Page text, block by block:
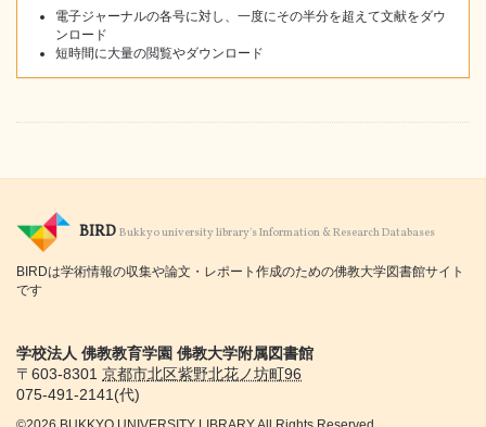
電子ジャーナルの各号に対し、一度にその半分を超えて文献をダウ
ンロード
短時間に大量の閲覧やダウンロード
BIRD Bukkyo university library's Information & Research Databases
BIRDは学術情報の収集や論文・レポート作成のための佛教大学図書館サイト
です
学校法人 佛教教育学園 佛教大学附属図書館
〒603-8301 京都市北区紫野北花ノ坊町96
075-491-2141(代)